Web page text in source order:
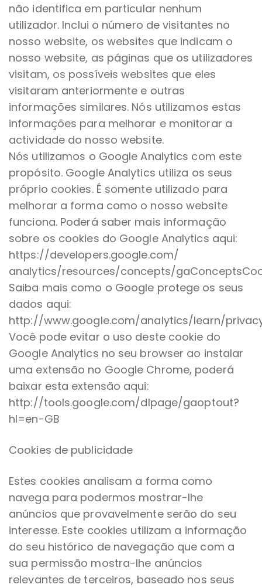
não identifica em particular nenhum
utilizador. Inclui o número de visitantes no
nosso website, os websites que indicam o
nosso website, as páginas que os utilizadores
visitam, os possíveis websites que eles
visitaram anteriormente e outras
informações similares. Nós utilizamos estas
informações para melhorar e monitorar a
actividade do nosso website.
Nós utilizamos o Google Analytics com este
propósito. Google Analytics utiliza os seus
próprio cookies. É somente utilizado para
melhorar a forma como o nosso website
funciona. Poderá saber mais informação
sobre os cookies do Google Analytics aqui:
https://developers.google.com/
analytics/resources/concepts/
Saiba mais como o Google protege os seus
dados aqui:
http://www.google.com/analytics/learn/
Você pode evitar o uso deste cookie do
Google Analytics no seu browser ao instalar
uma extensão no Google Chrome, poderá
baixar esta extensão aqui:
http://tools.google.com/dlpage/gaoptout?
hl=en-GB
Cookies de publicidade
Estes cookies analisam a forma como
navega para podermos mostrar-lhe
anúncios que provavelmente serão do seu
interesse. Este cookies utilizam a informação
do seu histórico de navegação que com a
sua permissão mostra-lhe anúncios
relevantes de terceiros, baseado nos seus